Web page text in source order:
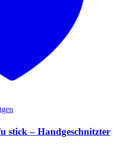
stick – Handgeschnitzter